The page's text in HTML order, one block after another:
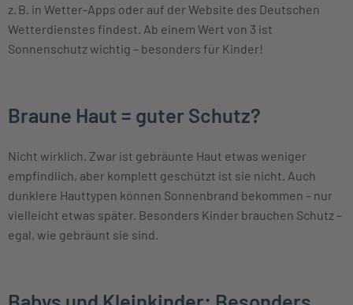
z. B. in Wetter-Apps oder auf der Website des Deutschen
Wetterdienstes findest. Ab einem Wert von 3 ist
Sonnenschutz wichtig – besonders für Kinder!
Braune Haut = guter Schutz?
Nicht wirklich. Zwar ist gebräunte Haut etwas weniger
empfindlich, aber komplett geschützt ist sie nicht. Auch
dunklere Hauttypen können Sonnenbrand bekommen – nur
vielleicht etwas später. Besonders Kinder brauchen Schutz –
egal, wie gebräunt sie sind.